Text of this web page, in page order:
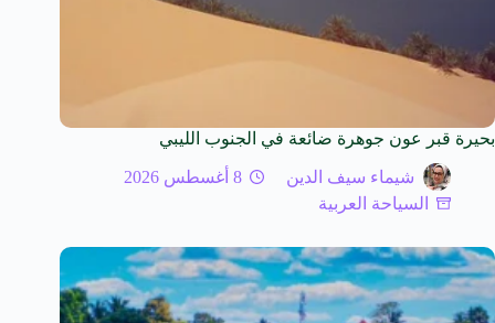
بحيرة قبر عون جوهرة ضائعة في الجنوب الليبي
شيماء سيف الدين
8 أغسطس 2026
السياحة العربية